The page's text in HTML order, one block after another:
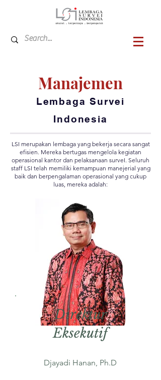
Manajemen
Lembaga Survei
Indonesia
LSI merupakan lembaga yang bekerja secara sangat
efisien. Mereka bertugas mengelola kegiatan
operasional kantor dan pelaksanaan surveI. Seluruh
staff LSI telah memiliki kemampuan manejerial yang
baik dan berpengalaman operasional yang cukup
luas, mereka adalah:
Direktur
Eksekutif
Djayadi Hanan, Ph.D